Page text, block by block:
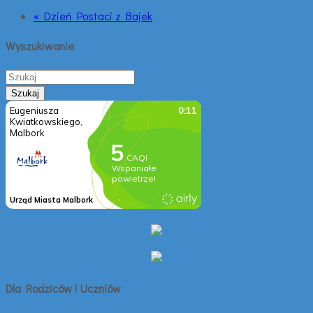
« Dzień Postaci z Bajek
Wyszukiwanie
Dla Rodziców i Uczniów